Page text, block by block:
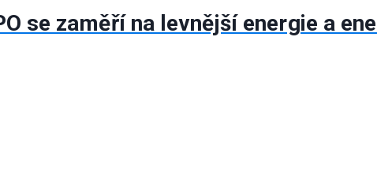
se zaměří na levnější energie a